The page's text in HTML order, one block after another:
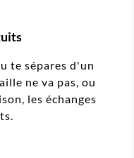
te sépares d'un
ne va pas, ou
les échanges